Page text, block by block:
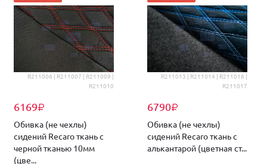
R211006 | R211007 | R211009 |
R211010
6169₽
Обивка (не чехлы)
сидений Recaro ткань с
черной тканью 10мм
(цве...
R211013 | R211014 | R211016 |
R211017
6790₽
Обивка (не чехлы)
сидений Recaro ткань с
алькантарой (цветная ст...